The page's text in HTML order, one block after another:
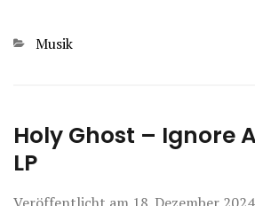
Kategorien
Musik
Holy Ghost – Ignore
LP